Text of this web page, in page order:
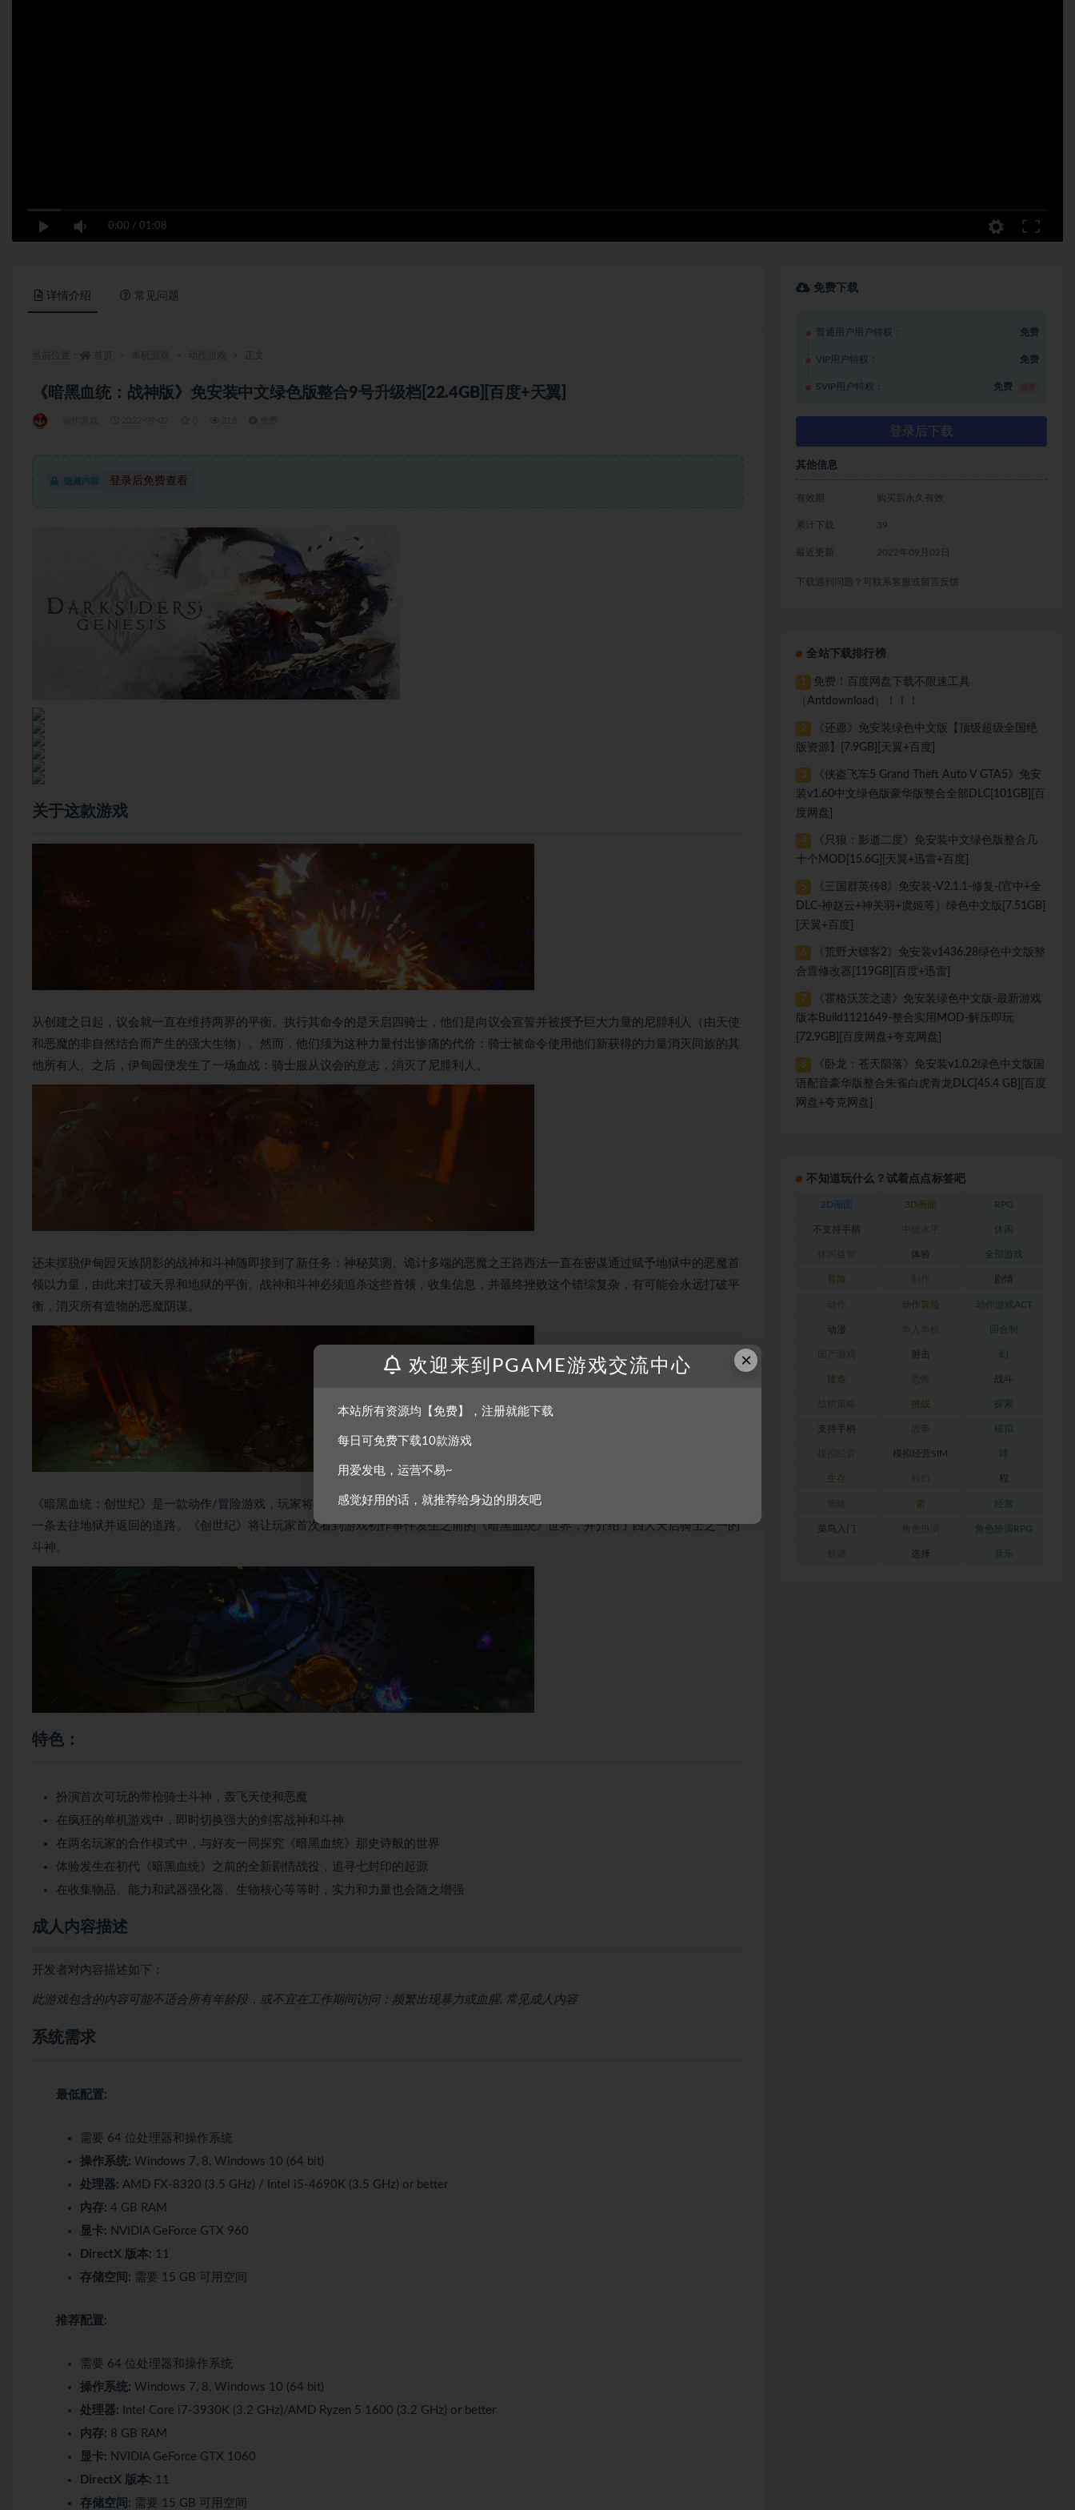
0:00 / 01:08
详情介绍 常见问题
《暗黑血统：战神版》免安装中文绿色版整合9号升级档[22.4GB][百度+天翼]
隐藏内容 登录后免费查看
关于这款游戏
从创建之日起，议会就一直在维持两界的平衡。执行其命令的是天启四骑士，他们是向议会宣誓并被授予巨大力量的尼腓利人（由天使
和恶魔的非自然结合而产生的强大生物）。然而，他们须为这种力量付出惨痛的代价：骑士被命令使用他们新获得的力量消灭同族的其
他所有人。之后，伊甸园便发生了一场血战：骑士服从议会的意志，消灭了尼腓利人。
还未摆脱伊甸园灭族阴影的战神和斗神随即接到了新任务：神秘莫测、诡计多端的恶魔之王路西法一直在密谋通过赋予地狱中的恶魔首
领以力量，由此来打破天界和地狱的平衡。战神和斗神必须追杀这些首领，收集信息，并最终挫败这个错综复杂，有可能会永远打破平
衡，消灭所有造物的恶魔阴谋。
《暗黑血统：创世纪》是一款动作/冒险游戏，玩家将在枪林弹雨和刀光剑影之中，穿越成群的恶魔、天使以及所有的拦路者，厮杀出
一条去往地狱并返回的道路。《创世纪》将让玩家首次看到游戏初作事件发生之前的《暗黑血统》世界，并介绍了四大天启骑士之一的
斗神。
特色：
扮演首次可玩的带枪骑士斗神，轰飞天使和恶魔
在疯狂的单机游戏中，即时切换强大的剑客战神和斗神
在两名玩家的合作模式中，与好友一同探究《暗黑血统》那史诗般的世界
体验发生在初代《暗黑血统》之前的全新剧情战役，追寻七封印的起源
在收集物品、能力和武器强化器、生物核心等等时，实力和力量也会随之增强
成人内容描述
开发者对内容描述如下：
此游戏包含的内容可能不适合所有年龄段，或不宜在工作期间访问：频繁出现暴力或血腥, 常见成人内容
系统需求
最低配置:
需要 64 位处理器和操作系统
操作系统: Windows 7, 8, Windows 10 (64 bit)
处理器: AMD FX-8320 (3.5 GHz) / Intel i5-4690K (3.5 GHz) or better
内存: 4 GB RAM
显卡: NVIDIA GeForce GTX 960
DirectX 版本: 11
存储空间: 需要 15 GB 可用空间
推荐配置:
需要 64 位处理器和操作系统
操作系统: Windows 7, 8, Windows 10 (64 bit)
处理器: Intel Core i7-3930K (3.2 GHz)/AMD Ryzen 5 1600 (3.2 GHz) or better
内存: 8 GB RAM
显卡: NVIDIA GeForce GTX 1060
DirectX 版本: 11
存储空间: 需要 15 GB 可用空间
免费下载
普通用户用户特权： 免费
VIP用户特权： 免费
SVIP用户特权： 免费
登录后下载
其他信息
有效期 购买后永久有效
累计下载 39
最近更新 2022年09月02日
下载遇到问题？可联系客服或留言反馈
全站下载排行榜
1
免费！百度网盘下载不限速工具
（Antdownload）！！！
2
《还愿》免安装绿色中文版【顶级超级全国绝
版资源】[7.9GB][天翼+百度]
3
《侠盗飞车5 Grand Theft Auto V GTA5》免安
装v1.60中文绿色版豪华版整合全部DLC[101GB][百
度网盘]
4
《只狼：影逝二度》免安装中文绿色版整合几
十个MOD[15.6G][天翼+迅雷+百度]
5
《三国群英传8》免安装-V2.1.1-修复-(官中+全
DLC-神赵云+神关羽+虞姬等）绿色中文版[7.51GB]
[天翼+百度]
6
《荒野大镖客2》免安装v1436.28绿色中文版整
合置修改器[119GB][百度+迅雷]
7
《霍格沃茨之遗》免安装绿色中文版-最新游戏
版本Build1121649-整合实用MOD-解压即玩
[72.9GB][百度网盘+夸克网盘]
8
《卧龙：苍天陨落》免安装v1.0.2绿色中文版国
语配音豪华版整合朱雀白虎青龙DLC[45.4 GB][百度
网盘+夸克网盘]
不知道玩什么？试着点点标签吧
2D画面 3D画面 RPG
不支持手柄 休闲
体验 全部游戏
冒险 剧情
动作冒险 动作游戏ACT
动漫 回合制
射击 幻
建造 战斗
挑战 探索
支持手柄 模拟
模拟经营SIM 球
生存 程
索 经营
菜鸟入门 角色扮演RPG
选择 音乐
×
欢迎来到PGAME游戏交流中心
本站所有资源均【免费】，注册就能下载
每日可免费下载10款游戏
用爱发电，运营不易~
感觉好用的话，就推荐给身边的朋友吧